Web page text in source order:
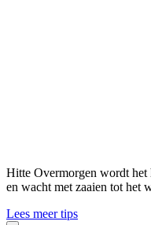
Hitte Overmorgen wordt het
en wacht met zaaien tot het
Lees meer tips